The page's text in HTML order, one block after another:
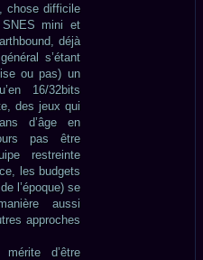
chose difficile
mini et
déjà
s’étant
ou pas) un
16/32bits
des jeux qui
d’âge en
pas être
restreinte
les budgets
l’époque) se
aussi
approches
d’être